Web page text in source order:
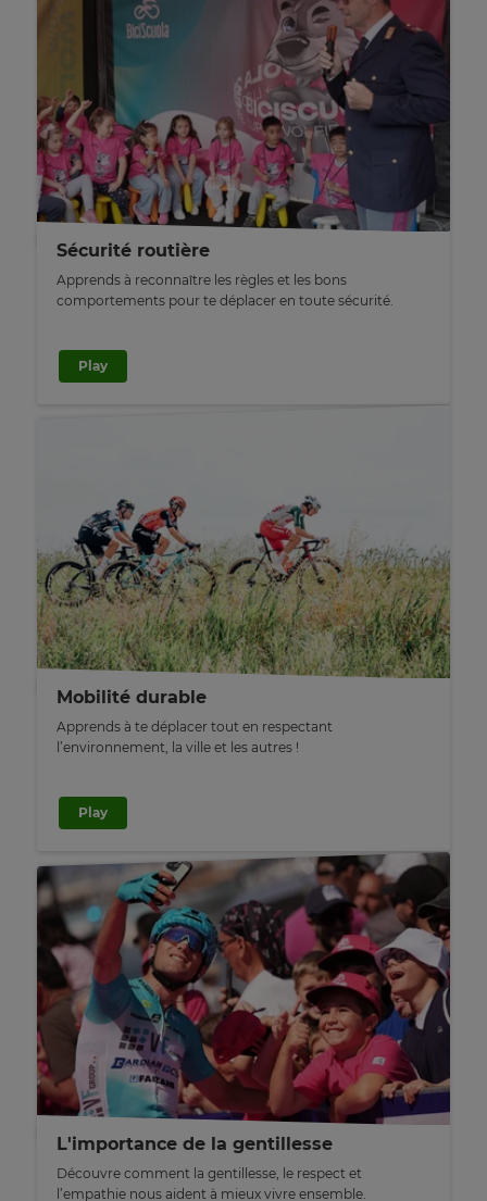
Sécurité routière
Apprends à reconnaître les règles et les bons
comportements pour te déplacer en toute sécurité.
Play
Mobilité durable
Apprends à te déplacer tout en respectant
l’environnement, la ville et les autres !
Play
L'importance de la gentillesse
Découvre comment la gentillesse, le respect et
l’empathie nous aident à mieux vivre ensemble.
Update
your
Update
This
will
set
your
country
for
tax
Language
Choose
preferred
for
the
Currency
This
will
update
pricing
across
the
site.
Save